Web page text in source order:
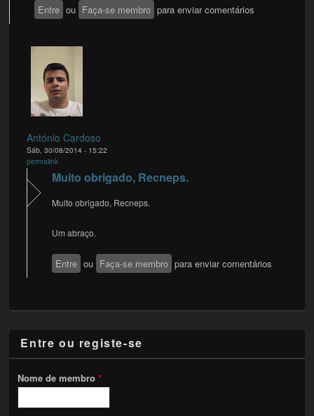
Entre ou Faça-se membro para enviar comentários
António Cardoso
Sáb, 30/08/2014 - 15:22
permalink
Muito obrigado, Recneps.
Muito obrigado, Recneps.
Um abraço.
Entre ou Faça-se membro para enviar comentários
Entre ou registe-se
Nome de membro*